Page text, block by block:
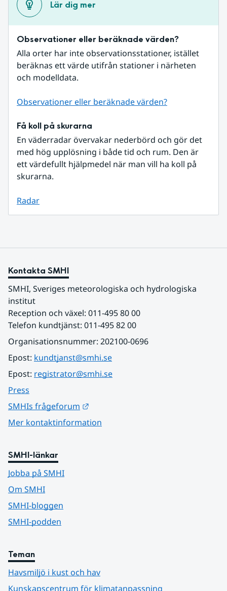
Lär dig mer
Observationer eller beräknade värden?
Alla orter har inte observationsstationer, istället
beräknas ett värde utifrån stationer i närheten
och modelldata.
Observationer eller beräknade värden?
Få koll på skurarna
En väderradar övervakar nederbörd och gör det
med hög upplösning i både tid och rum. Den är
ett värdefullt hjälpmedel när man vill ha koll på
skurarna.
Radar
Kontakta SMHI
SMHI, Sveriges meteorologiska och hydrologiska
institut
Reception och växel: 011-495 80 00
Telefon kundtjänst: 011-495 82 00
Organisationsnummer: 202100-0696
Epost: kundtjanst@smhi.se
Epost: registrator@smhi.se
Press
SMHIs frågeforum
Mer kontaktinformation
SMHI-länkar
Jobba på SMHI
Om SMHI
SMHI-bloggen
SMHI-podden
Teman
Havsmiljö i kust och hav
Kunskapscentrum för klimatanpassning